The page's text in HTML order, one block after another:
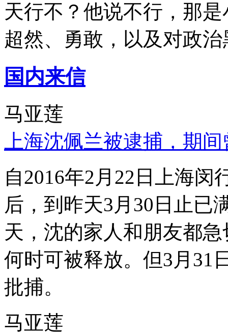
天行不？他说不行，那
超然、勇敢，以及对政
国内来信
马亚莲
上海沈佩兰被逮捕，期
自2016年2月22日上海
后，到昨天3月30日止已
天，沈的家人和朋友都
何时可被释放。但3月31
批捕。
马亚莲